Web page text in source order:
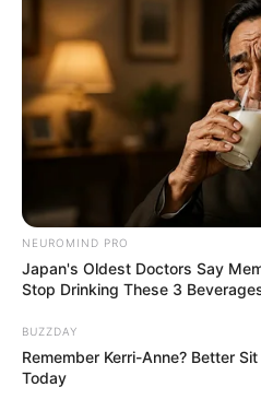
NEUROMIND PRO
Japan's Oldest Doctors Say
Stop Drinking These 3
BUZZDAY
Remember Kerri-Anne? Better
Today